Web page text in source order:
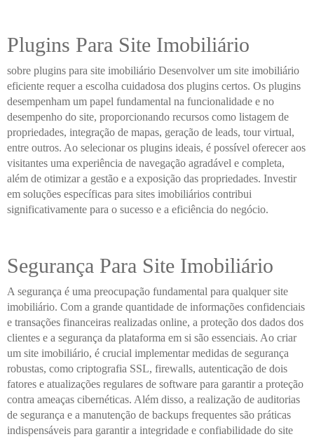
Plugins Para Site Imobiliário
sobre plugins para site imobiliário Desenvolver um site imobiliário
eficiente requer a escolha cuidadosa dos plugins certos. Os plugins
desempenham um papel fundamental na funcionalidade e no
desempenho do site, proporcionando recursos como listagem de
propriedades, integração de mapas, geração de leads, tour virtual,
entre outros. Ao selecionar os plugins ideais, é possível oferecer aos
visitantes uma experiência de navegação agradável e completa,
além de otimizar a gestão e a exposição das propriedades. Investir
em soluções específicas para sites imobiliários contribui
significativamente para o sucesso e a eficiência do negócio.
Segurança Para Site Imobiliário
A segurança é uma preocupação fundamental para qualquer site
imobiliário. Com a grande quantidade de informações confidenciais
e transações financeiras realizadas online, a proteção dos dados dos
clientes e a segurança da plataforma em si são essenciais. Ao criar
um site imobiliário, é crucial implementar medidas de segurança
robustas, como criptografia SSL, firewalls, autenticação de dois
fatores e atualizações regulares de software para garantir a proteção
contra ameaças cibernéticas. Além disso, a realização de auditorias
de segurança e a manutenção de backups frequentes são práticas
indispensáveis para garantir a integridade e confiabilidade do site